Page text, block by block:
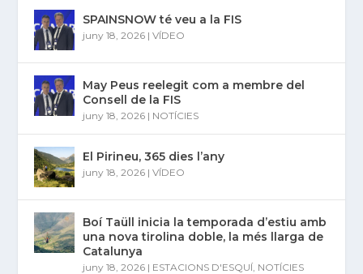
SPAINSNOW té veu a la FIS
juny 18, 2026 |VÍDEO
May Peus reelegit com a membre del
Consell de la FIS
juny 18, 2026 | NOTÍCIES
El Pirineu, 365 dies l’any
juny 18, 2026 |VÍDEO
Boí Taüll inicia la temporada d’estiu amb
una nova tirolina doble, la més llarga de
Catalunya
juny 18, 2026 | ESTACIONS D'ESQUÍ NOTÍCIES